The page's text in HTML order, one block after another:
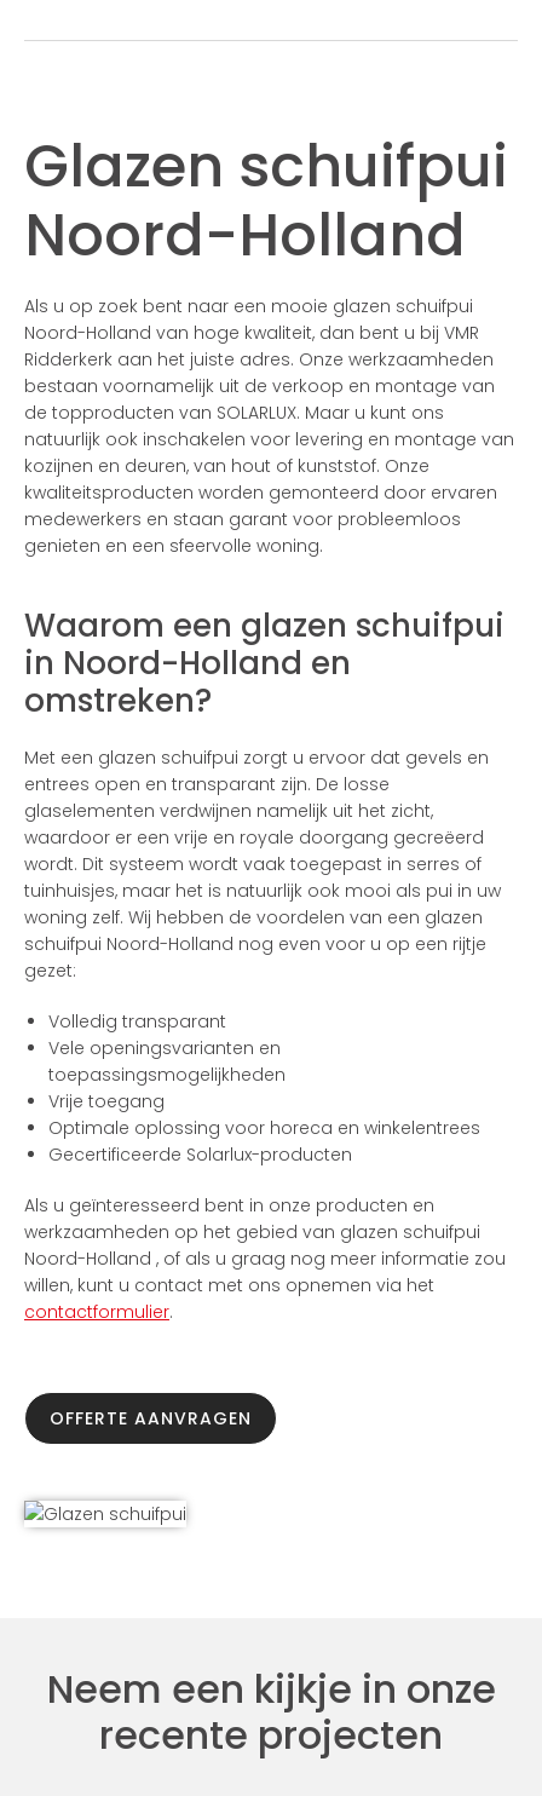
Glazen schuifpui
Noord-Holland
Als u op zoek bent naar een mooie glazen schuifpui
Noord-Holland van hoge kwaliteit, dan bent u bij VMR
Ridderkerk aan het juiste adres. Onze werkzaamheden
bestaan voornamelijk uit de verkoop en montage van
de topproducten van SOLARLUX. Maar u kunt ons
natuurlijk ook inschakelen voor levering en montage van
kozijnen en deuren, van hout of kunststof. Onze
kwaliteitsproducten worden gemonteerd door ervaren
medewerkers en staan garant voor probleemloos
genieten en een sfeervolle woning.
Waarom een glazen schuifpui
in Noord-Holland en
omstreken?
Met een glazen schuifpui zorgt u ervoor dat gevels en
entrees open en transparant zijn. De losse
glaselementen verdwijnen namelijk uit het zicht,
waardoor er een vrije en royale doorgang gecreëerd
wordt. Dit systeem wordt vaak toegepast in serres of
tuinhuisjes, maar het is natuurlijk ook mooi als pui in uw
woning zelf. Wij hebben de voordelen van een glazen
schuifpui Noord-Holland nog even voor u op een rijtje
gezet:
Volledig transparant
Vele openingsvarianten en
toepassingsmogelijkheden
Vrije toegang
Optimale oplossing voor horeca en winkelentrees
Gecertificeerde Solarlux-producten
Als u geïnteresseerd bent in onze producten en
werkzaamheden op het gebied van glazen schuifpui
Noord-Holland , of als u graag nog meer informatie zou
willen, kunt u contact met ons opnemen via het
contactformulier.
OFFERTE AANVRAGEN
Neem een kijkje in onze
recente projecten